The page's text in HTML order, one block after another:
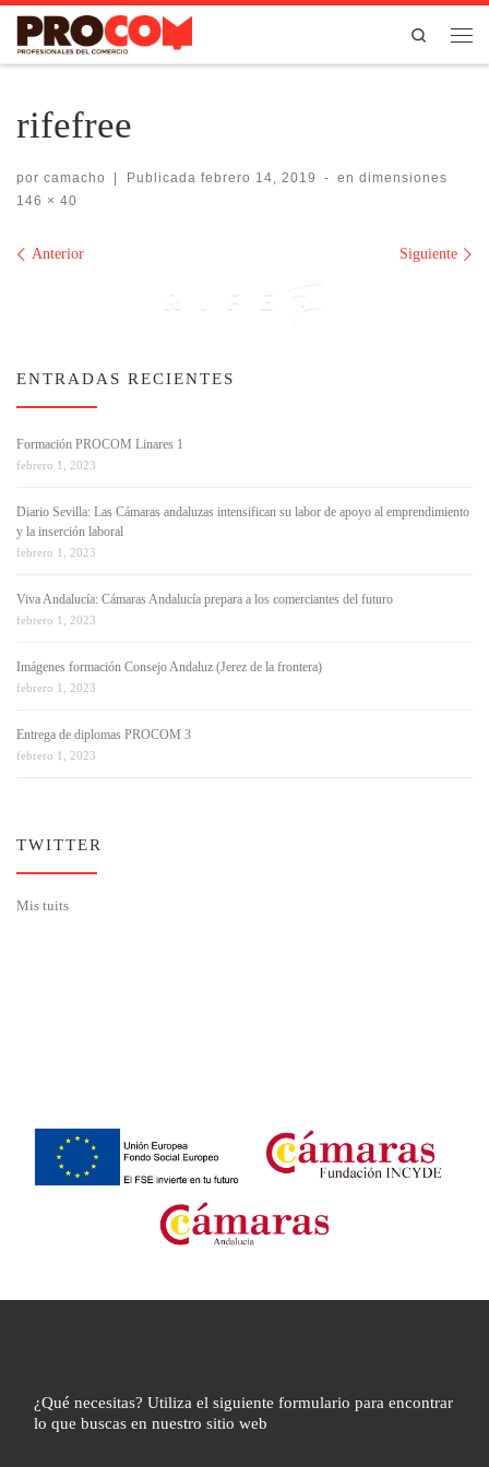
Saltar al contenido
Search
rifefree
por camacho | Publicada febrero 14, 2019 -
en dimensiones
146 × 40
Navegación de imágenes
Anterior Siguiente
ENTRADAS RECIENTES
Formación PROCOM Linares 1
febrero 1, 2023
Diario Sevilla: Las Cámaras andaluzas intensifican su labor de apoyo al emprendimiento
y la inserción laboral
febrero 1, 2023
Viva Andalucía: Cámaras Andalucía prepara a los comerciantes del futuro
febrero 1, 2023
Imágenes formación Consejo Andaluz (Jerez de la frontera)
febrero 1, 2023
Entrega de diplomas PROCOM 3
febrero 1, 2023
TWITTER
Mis tuits
¿Qué necesitas? Utiliza el siguiente formulario para encontrar
lo que buscas en nuestro sitio web